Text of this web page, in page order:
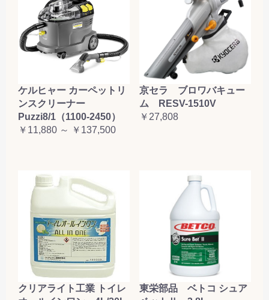
ケルヒャー カーペットリ
ンスクリーナー
Puzzi8/1（1100-2450）
￥11,880 ～ ￥137,500
京セラ ブロワバキュー
ム RESV-1510V
￥27,808
クリアライト工業 トイレ
東栄部品 ベトコ シュア